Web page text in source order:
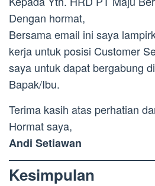
Dengan hormat,
Bersama email ini saya
kerja untuk posisi Customer
saya untuk dapat bergabung
Bapak/Ibu.
Terima kasih atas perhatian
Hormat saya,
Andi Setiawan
Kesimpulan